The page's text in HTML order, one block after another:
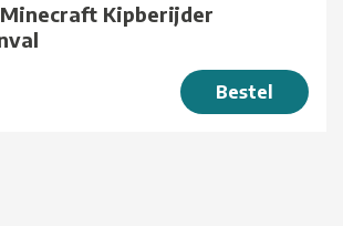
Minecraft Kipberijder
Bestel